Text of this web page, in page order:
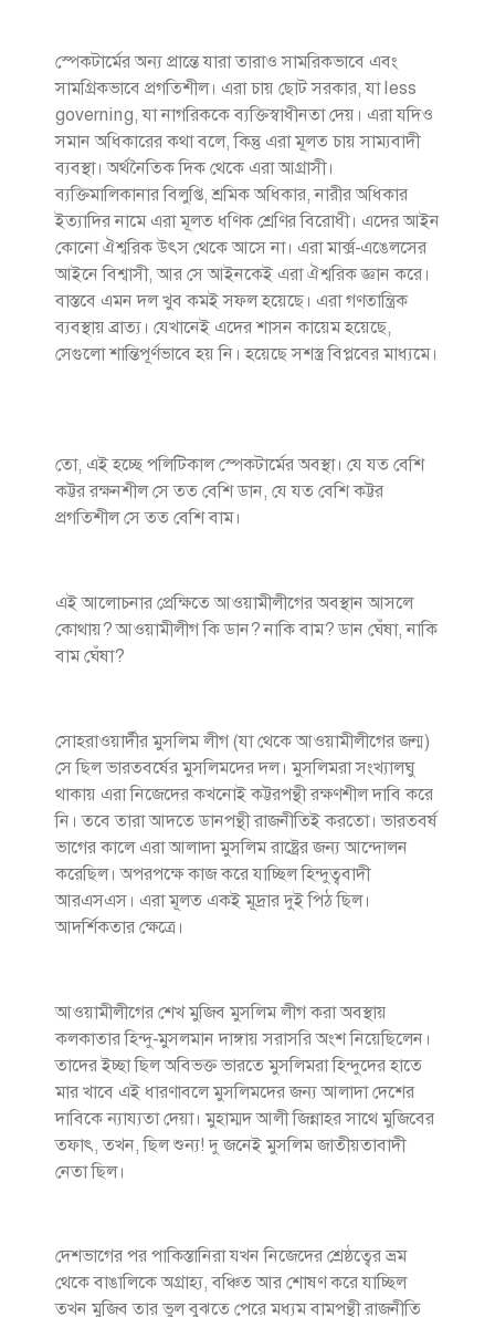
স্পেকটার্মের অন্য প্রান্তে যারা তারাও সামরিকভাবে এবং
সামগ্রিকভাবে প্রগতিশীল। এরা চায় ছোট সরকার, যা less
governing, যা নাগরিককে ব্যক্তিস্বাধীনতা দেয়। এরা যদিও
সমান অধিকারের কথা বলে, কিন্তু এরা মূলত চায় সাম্যবাদী
ব্যবস্থা। অর্থনৈতিক দিক থেকে এরা আগ্রাসী।
ব্যক্তিমালিকানার বিলুপ্তি, শ্রমিক অধিকার, নারীর অধিকার
ইত্যাদির নামে এরা মূলত ধণিক শ্রেণির বিরোধী। এদের আইন
কোনো ঐশ্বরিক উৎস থেকে আসে না। এরা মার্ক্স-এঙেলসের
আইনে বিশ্বাসী, আর সে আইনকেই এরা ঐশ্বরিক জ্ঞান করে।
বাস্তবে এমন দল খুব কমই সফল হয়েছে। এরা গণতান্ত্রিক
ব্যবস্থায় ব্রাত্য। যেখানেই এদের শাসন কায়েম হয়েছে,
সেগুলো শান্তিপূর্ণভাবে হয় নি। হয়েছে সশস্ত্র বিপ্লবের মাধ্যমে।
তো, এই হচ্ছে পলিটিকাল স্পেকটার্মের অবস্থা। যে যত বেশি
কট্টর রক্ষনশীল সে তত বেশি ডান, যে যত বেশি কট্টর
প্রগতিশীল সে তত বেশি বাম।
এই আলোচনার প্রেক্ষিতে আওয়ামীলীগের অবস্থান আসলে
কোথায়? আওয়ামীলীগ কি ডান? নাকি বাম? ডান ঘেঁষা, নাকি
বাম ঘেঁষা?
সোহরাওয়ার্দীর মুসলিম লীগ (যা থেকে আওয়ামীলীগের জন্ম)
সে ছিল ভারতবর্ষের মুসলিমদের দল। মুসলিমরা সংখ্যালঘু
থাকায় এরা নিজেদের কখনোই কট্টরপন্থী রক্ষণশীল দাবি করে
নি। তবে তারা আদতে ডানপন্থী রাজনীতিই করতো। ভারতবর্ষ
ভাগের কালে এরা আলাদা মুসলিম রাষ্ট্রের জন্য আন্দোলন
করেছিল। অপরপক্ষে কাজ করে যাচ্ছিল হিন্দুত্ববাদী
আরএসএস। এরা মূলত একই মূদ্রার দুই পিঠ ছিল।
আদর্শিকতার ক্ষেত্রে।
আওয়ামীলীগের শেখ মুজিব মুসলিম লীগ করা অবস্থায়
কলকাতার হিন্দু-মুসলমান দাঙ্গায় সরাসরি অংশ নিয়েছিলেন।
তাদের ইচ্ছা ছিল অবিভক্ত ভারতে মুসলিমরা হিন্দুদের হাতে
মার খাবে এই ধারণাবলে মুসলিমদের জন্য আলাদা দেশের
দাবিকে ন্যায্যতা দেয়া। মুহাম্মদ আলী জিন্নাহর সাথে মুজিবের
তফাৎ, তখন, ছিল শুন্য! দু জনেই মুসলিম জাতীয়তাবাদী
নেতা ছিল।
দেশভাগের পর পাকিস্তানিরা যখন নিজেদের শ্রেষ্ঠত্বের ভ্রম
থেকে বাঙালিকে অগ্রাহ্য, বঞ্চিত আর শোষণ করে যাচ্ছিল
তখন মুজিব তার ভুল বুঝতে পেরে মধ্যম বামপন্থী রাজনীতি